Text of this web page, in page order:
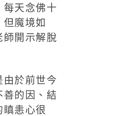
每天念佛十
魔境如
師開示解脫
於前世今
善的因、結
瞋恚心很